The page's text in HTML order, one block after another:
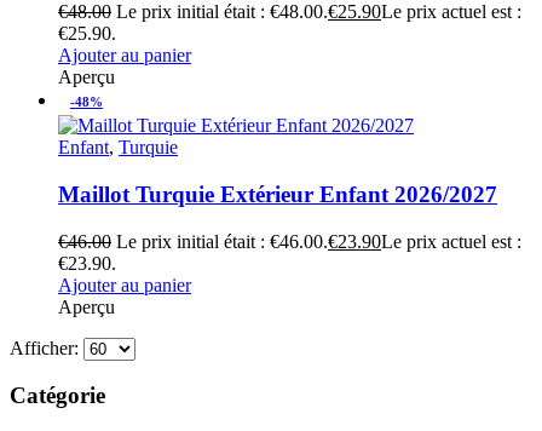
€48.00 Le prix initial était : €48.00.€25.90Le prix actuel est :
€25.90.
Ajouter au panier
Aperçu
-48%
Enfant, Turquie
Maillot Turquie Extérieur Enfant 2026/2027
€46.00 Le prix initial était : €46.00.€23.90Le prix actuel est :
€23.90.
Ajouter au panier
Aperçu
Afficher:
Catégorie